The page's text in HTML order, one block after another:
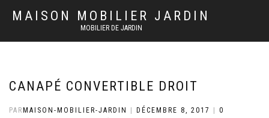
MAISON MOBILIER JARDIN
MOBILIER DE JARDIN
CANAPÉ CONVERTIBLE DROIT
PAR MAISON-MOBILIER-JARDIN DÉCEMBRE 8, 2017
0